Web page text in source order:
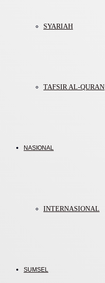
SYARIAH
TAFSIR AL-QURAN
NASIONAL
INTERNASIONAL
SUMSEL